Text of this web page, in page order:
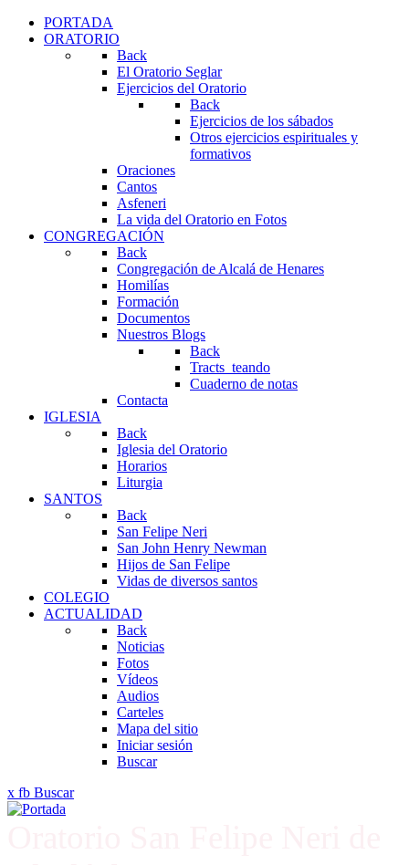
PORTADA
ORATORIO
Back
El Oratorio Seglar
Ejercicios del Oratorio
Back
Ejercicios de los sábados
Otros ejercicios espirituales y
formativos
Oraciones
Cantos
Asfeneri
La vida del Oratorio en Fotos
CONGREGACIÓN
Back
Congregación de Alcalá de Henares
Homilías
Formación
Documentos
Nuestros Blogs
Back
Tracts_teando
Cuaderno de notas
Contacta
IGLESIA
Back
Iglesia del Oratorio
Horarios
Liturgia
SANTOS
Back
San Felipe Neri
San John Henry Newman
Hijos de San Felipe
Vidas de diversos santos
COLEGIO
ACTUALIDAD
Back
Noticias
Fotos
Vídeos
Audios
Carteles
Mapa del sitio
Iniciar sesión
Buscar
x fb Buscar